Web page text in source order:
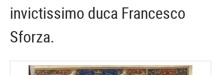
invictissimo duca Francesco
Sforza.